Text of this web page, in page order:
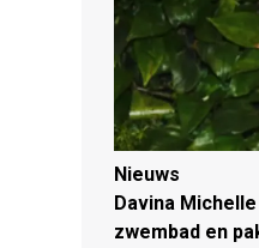
Nieuws
Davina
zwembad en